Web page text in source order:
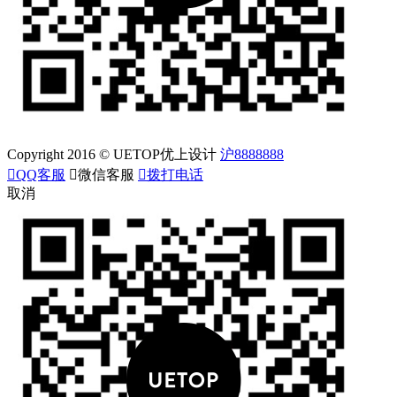
Copyright 2016 © UETOP优上设计 沪8888888
QQ客服 微信客服 拨打电话
取消